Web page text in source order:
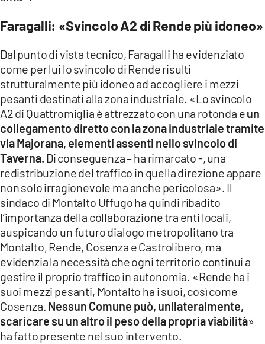
Faragalli: «Svincolo A2 di Rende più idoneo»
Dal punto di vista tecnico, Faragalli ha evidenziato
come per lui lo svincolo di Rende risulti
strutturalmente più idoneo ad accogliere i mezzi
pesanti destinati alla zona industriale. «Lo svincolo
A2 di Quattromiglia è attrezzato con una rotonda eun
collegamento diretto con la zona industriale tramite
via Majorana, elementi assenti nello svincolo di
Taverna. Di conseguenza – ha rimarcato -, una
redistribuzione del traffico in quella direzione appare
non solo irragionevole ma anche pericolosa». Il
sindaco di Montalto Uffugo ha quindi ribadito
l’importanza della collaborazione tra enti locali,
auspicando un futuro dialogo metropolitano tra
Montalto, Rende, Cosenza e Castrolibero, ma
evidenzia la necessità che ogni territorio continui a
gestire il proprio traffico in autonomia. «Rende ha i
suoi mezzi pesanti, Montalto ha i suoi, così come
Cosenza. Nessun Comune può, unilateralmente,
scaricare su un altro il peso della propria viabilità»
ha fatto presente nel suo intervento.